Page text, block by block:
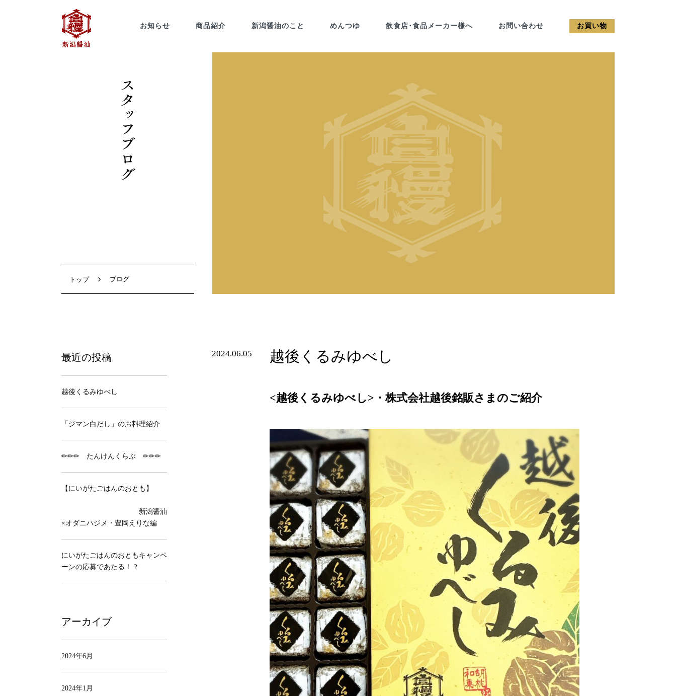
お知らせ 商品紹介 新潟醤油のこと めんつゆ 飲食店･食品メーカー様へ お問い合わせ お買い物
トップ ブログ
最近の投稿
越後くるみゆべし
「ジマン白だし」のお料理紹介
✏✏✏ たんけんくらぶ ✏✏✏
【にいがたごはんのおとも】
新潟醤油
×オダニハジメ・豊岡えりな編
にいがたごはんのおともキャンペ
ーンの応募であたる！？
アーカイブ
2024年6月
2024年1月
2024.06.05 越後くるみゆべし
<越後くるみゆべし>・株式会社越後銘販さまのご紹介